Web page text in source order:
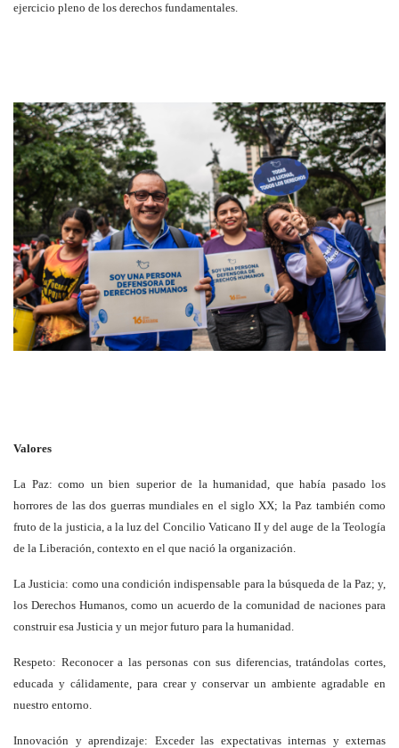
ejercicio pleno de los derechos fundamentales.
Valores
La Paz: como un bien superior de la humanidad, que había pasado los
horrores de las dos guerras mundiales en el siglo XX; la Paz también como
fruto de la justicia, a la luz del Concilio Vaticano II y del auge de la Teología
de la Liberación, contexto en el que nació la organización.
La Justicia: como una condición indispensable para la búsqueda de la Paz; y,
los Derechos Humanos, como un acuerdo de la comunidad de naciones para
construir esa Justicia y un mejor futuro para la humanidad.
Respeto: Reconocer a las personas con sus diferencias, tratándolas cortes,
educada y cálidamente, para crear y conservar un ambiente agradable en
nuestro entorno.
Innovación y aprendizaje: Exceder las expectativas internas y externas